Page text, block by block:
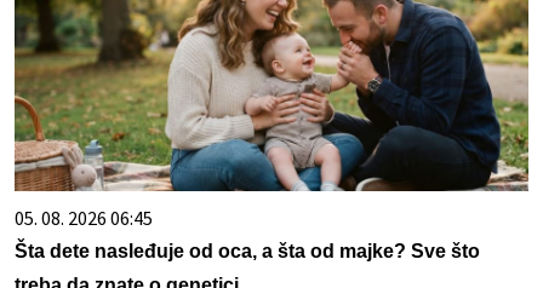
05. 08. 2026 06:45
Šta dete nasleđuje od oca, a šta od majke? Sve što